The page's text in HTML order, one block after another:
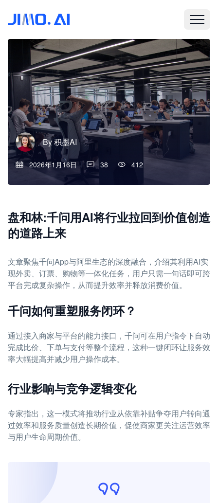
By积墨AI
2026年1月16日 38 412
盘和林:千问用AI将行业拉回到价值创造
的道路上来
文章聚焦千问App与阿里生态的深度融合，介绍其利用AI实
现外卖、订票、购物等一体化任务，用户只需一句话即可跨
平台完成复杂操作，从而提升效率并释放消费价值。
千问如何重塑服务闭环？
通过接入商家与平台的能力接口，千问可在用户指令下自动
完成比价、下单与支付等整个流程，这种一键闭环让服务效
率大幅提高并减少用户操作成本。
行业影响与竞争逻辑变化
专家指出，这一模式将推动行业从依靠补贴争夺用户转向通
过效率和服务质量创造长期价值，促使商家更关注运营效率
与用户生命周期价值。